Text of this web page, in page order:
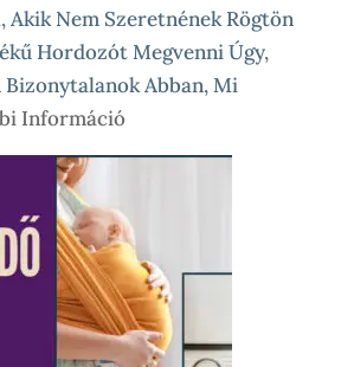
Akik Nem Szeretnének Rögtön
Hordozót Megvenni Úgy,
Bizonytalanok Abban, Mi
Információ:
Babahordozó
Avagy
Okos
Próba
Vásárlás
Előtt